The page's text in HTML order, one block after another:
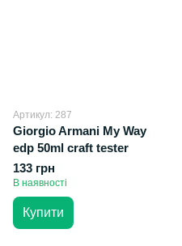
Артикул: 287
Giorgio Armani My Way
edp 50ml craft tester
133 грн
В наявності
Купити